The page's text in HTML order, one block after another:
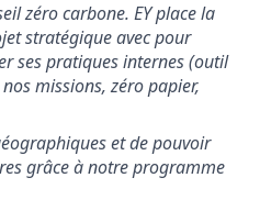
zéro carbone. EY place la
stratégique avec pour
ses pratiques internes (outil
missions, zéro papier,
et de pouvoir
grâce à notre programme